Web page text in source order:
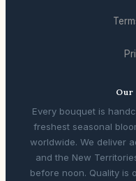
Our
Every bouquet is
freshest seasonal
worldwide. We deliver
and the New
before noon. Quality is